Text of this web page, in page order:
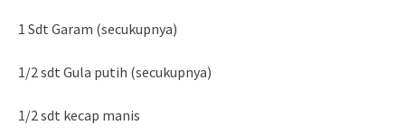
1 Sdt Garam (secukupnya)
1/2 sdt Gula putih (secukupnya)
1/2 sdt kecap manis